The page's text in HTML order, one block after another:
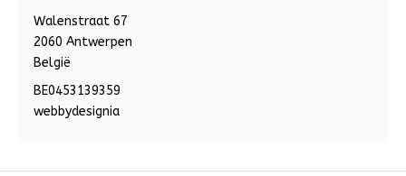
Walenstraat 67
2060 Antwerpen
België
BE0453139359
webbydesignia